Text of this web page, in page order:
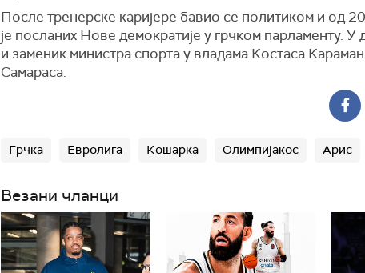
После тренерске каријере бавио се политиком и од
је посланих Нове демократије у грчком парламенту. У
и заменик министра спорта у владама Костаса
Самараса.
Грчка Евролига Кошарка Олимпијакос Арис
Везани чланци